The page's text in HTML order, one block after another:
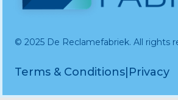
© 2025 De Reclamefabriek. All rights
Terms & Conditions Privacy